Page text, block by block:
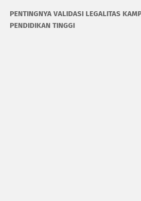
PENTINGNYA VALIDASI LEGALITAS
PENDIDIKAN TINGGI